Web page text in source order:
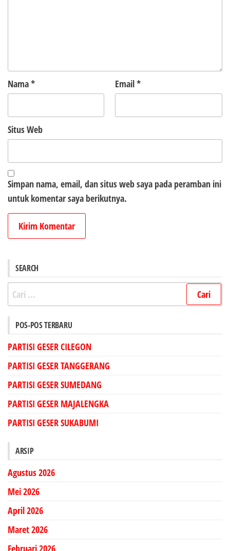
Nama* Email*
Situs Web
Simpan nama, email, dan situs web saya pada peramban ini
untuk komentar saya berikutnya.
SEARCH
Cari
untuk:
POS-POS TERBARU
PARTISI GESER CILEGON
PARTISI GESER TANGGERANG
PARTISI GESER SUMEDANG
PARTISI GESER MAJALENGKA
PARTISI GESER SUKABUMI
ARSIP
Agustus 2026
Mei 2026
April 2026
Maret 2026
Februari 2026